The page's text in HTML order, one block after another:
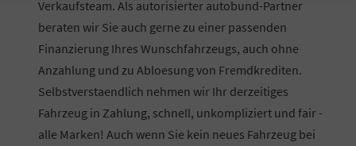
Verkaufsteam. Als autorisierter autobund-Partner
beraten wir Sie auch gerne zu einer passenden
Finanzierung Ihres Wunschfahrzeugs, auch ohne
Anzahlung und zu Abloesung von Fremdkrediten.
Selbstverstaendlich nehmen wir Ihr derzeitiges
Fahrzeug in Zahlung, schnell, unkompliziert und fair -
alle Marken! Auch wenn Sie kein neues Fahrzeug bei